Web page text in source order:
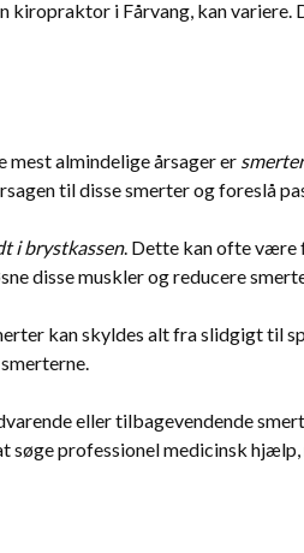
i Fårvang, kan variere.
mest almindelige årsager er
til disse smerter og foreslå
i brystkassen. Dette kan ofte være
disse muskler og reducere
kan skyldes alt fra slidgigt
eller tilbagevendende
professionel medicinsk hjælp,